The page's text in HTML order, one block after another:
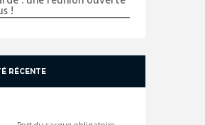
!
RÉCENTE